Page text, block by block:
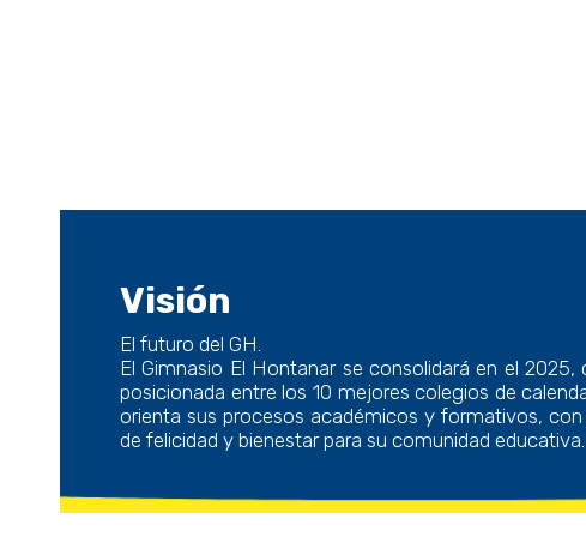
Visión
El futuro del GH.
El Gimnasio El Hontanar se consolidará en el
posicionada entre los 10 mejores colegios de
orienta sus procesos académicos y formativos,
de felicidad y bienestar para su comunidad educativa.